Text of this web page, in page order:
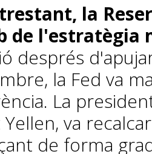
la
de l'es­­tra­­tègia
després
la Fed va
La
Yellen, va
de forma